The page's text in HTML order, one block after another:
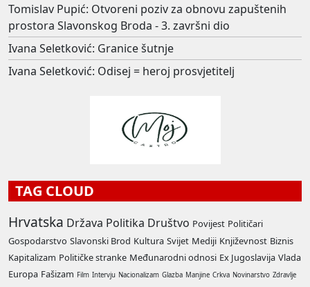
Tomislav Pupić: Otvoreni poziv za obnovu zapuštenih
prostora Slavonskog Broda - 3. završni dio
Ivana Seletković: Granice šutnje
Ivana Seletković: Odisej = heroj prosvjetitelj
TAG CLOUD
Hrvatska Država Politika Društvo Povijest Političari
Gospodarstvo Slavonski Brod Kultura Svijet Mediji Književnost Biznis
Kapitalizam Političke stranke Međunarodni odnosi Ex Jugoslavija Vlada
Europa Fašizam Film Intervju Nacionalizam Glazba Manjine Crkva Novinarstvo Zdravlje